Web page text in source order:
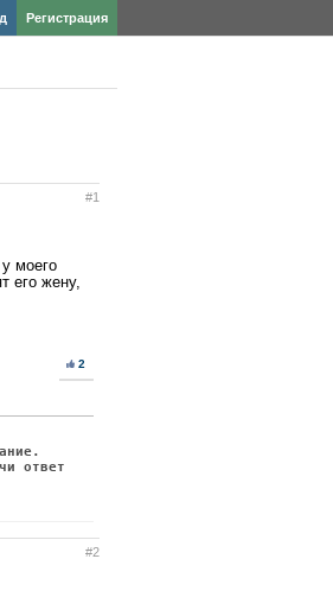
Регистрация
#1
моего
его жену,
2
ответ
#2